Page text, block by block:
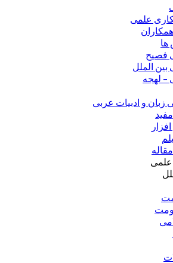
علمی
فصیح
بین الملل
– لهجه
زبان و ادبیات عربی
علمی